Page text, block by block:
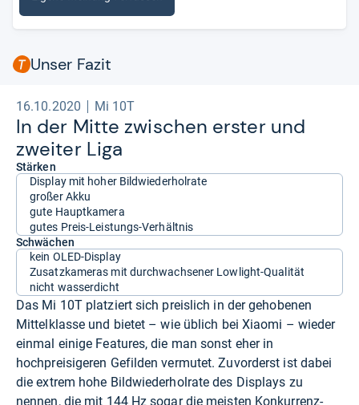
Unser Fazit
16.10.2020 Mi 10T
In der Mitte zwi­schen ers­ter und
zwei­ter Liga
Stärken
Display mit hoher Bildwiederholrate
großer Akku
gute Hauptkamera
gutes Preis-Leistungs-Verhältnis
Schwächen
kein OLED-Display
Zusatzkameras mit durchwachsener Lowlight-Qualität
nicht wasserdicht
Das Mi 10T platziert sich preislich in der gehobenen
Mittelklasse und bietet – wie üblich bei Xiaomi – wieder
einmal einige Features, die man sonst eher in
hochpreisigeren Gefilden vermutet. Zuvorderst ist dabei
die extrem hohe Bildwiederholrate des Displays zu
nennen, die mit 144 Hz sogar die meisten Konkurrenz-